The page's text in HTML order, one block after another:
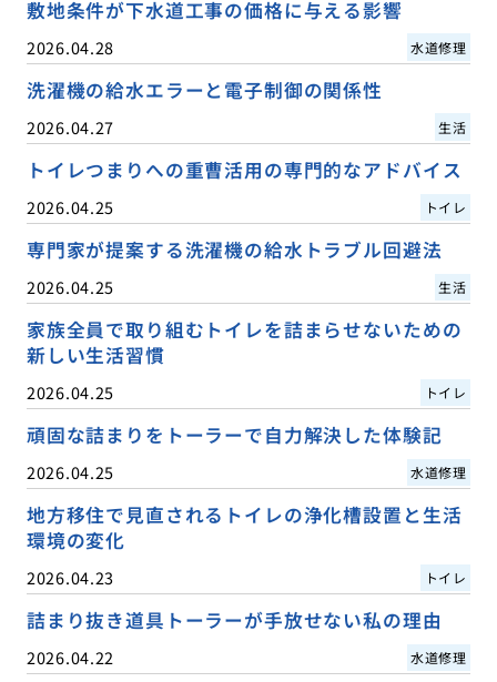
敷地条件が下水道工事の価格に与える影響
2026.04.28 水道修理
洗濯機の給水エラーと電子制御の関係性
2026.04.27 生活
トイレつまりへの重曹活用の専門的なアドバイス
2026.04.25 トイレ
専門家が提案する洗濯機の給水トラブル回避法
2026.04.25 生活
家族全員で取り組むトイレを詰まらせないための
新しい生活習慣
2026.04.25 トイレ
頑固な詰まりをトーラーで自力解決した体験記
2026.04.25 水道修理
地方移住で見直されるトイレの浄化槽設置と生活
環境の変化
2026.04.23 トイレ
詰まり抜き道具トーラーが手放せない私の理由
2026.04.22 水道修理